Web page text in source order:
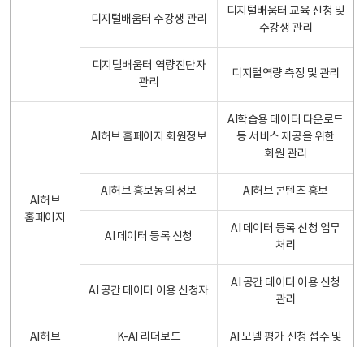
디지털배움터 수강생 관리
디지털배움터 교육 신청 및
수강생 관리
디지털배움터 역량진단자
관리
디지털역량 측정 및 관리
AI허브
홈페이지
AI허브 홈페이지 회원정보
AI학습용 데이터 다운로드
등 서비스 제공을 위한
회원 관리
AI허브 홍보동의 정보 AI허브 콘텐츠 홍보
AI 데이터 등록 신청
AI 데이터 등록 신청 업무
처리
AI 공간 데이터 이용 신청자
AI 공간 데이터 이용 신청
관리
AI허브
K-AI 리더보드
AI 모델 평가 신청 접수 및